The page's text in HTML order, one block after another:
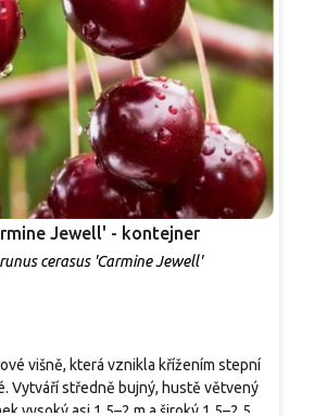
Jewell' - kontejner
cerasus 'Carmine Jewell'
višně, která vznikla křížením stepní
Vytváří středně bujný, hustě větvený
vysoký asi 1,5–2 m a široký 1,5–2,5 m,